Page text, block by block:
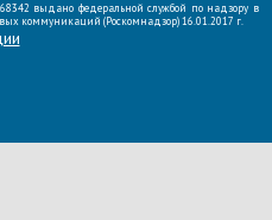
выдано федеральной службой по надзору в
коммуникаций (Роскомнадзор) 16.01.2017 г.